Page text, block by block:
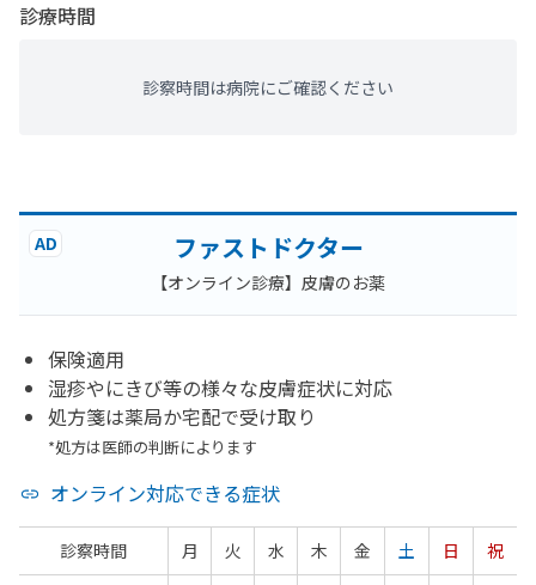
診療時間
診察時間は病院にご確認ください
AD ファストドクター
【オンライン診療】皮膚のお薬
保険適用
湿疹やにきび等の様々な皮膚症状に対応
処方箋は薬局か宅配で受け取り
*処方は医師の判断によります
オンライン対応できる症状
診察時間 月 火 水 木 金 土 日
祝